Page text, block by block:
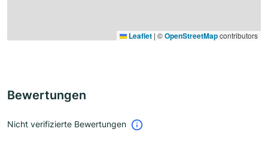
Leaflet | ©OpenStreetMapcontributors
Bewertungen
Nicht verifizierte Bewertungen